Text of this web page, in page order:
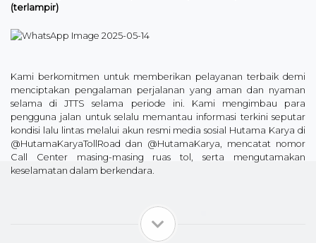
(terlampir)
Kami berkomitmen untuk memberikan pelayanan terbaik demi
menciptakan pengalaman perjalanan yang aman dan nyaman
selama di JTTS selama periode ini. Kami mengimbau para
pengguna jalan untuk selalu memantau informasi terkini seputar
kondisi lalu lintas melalui akun resmi media sosial Hutama Karya di
@HutamaKaryaTollRoad dan @HutamaKarya, mencatat nomor
Call Center masing-masing ruas tol, serta mengutamakan
keselamatan dalam berkendara.